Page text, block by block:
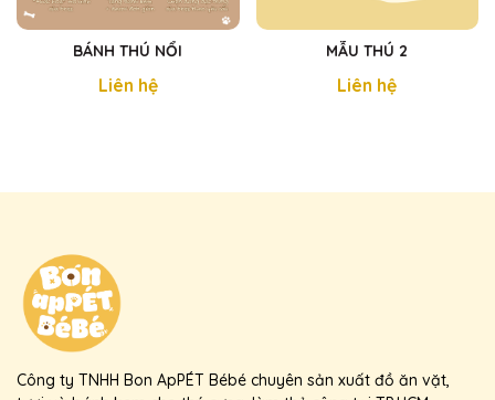
BÁNH THÚ NỔI
Liên hệ
MẪU THÚ 2
Liên hệ
Công ty TNHH Bon ApPÉT Bébé chuyên sản xuất đồ ăn vặt,